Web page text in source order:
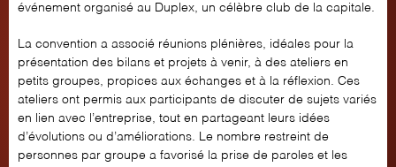
événement organisé au Duplex, un célèbre club de la capitale.
La convention a associé réunions plénières, idéales pour la
présentation des bilans et projets à venir, à des ateliers en
petits groupes, propices aux échanges et à la réflexion. Ces
ateliers ont permis aux participants de discuter de sujets variés
en lien avec l’entreprise, tout en partageant leurs idées
d’évolutions ou d’améliorations. Le nombre restreint de
personnes par groupe a favorisé la prise de paroles et les